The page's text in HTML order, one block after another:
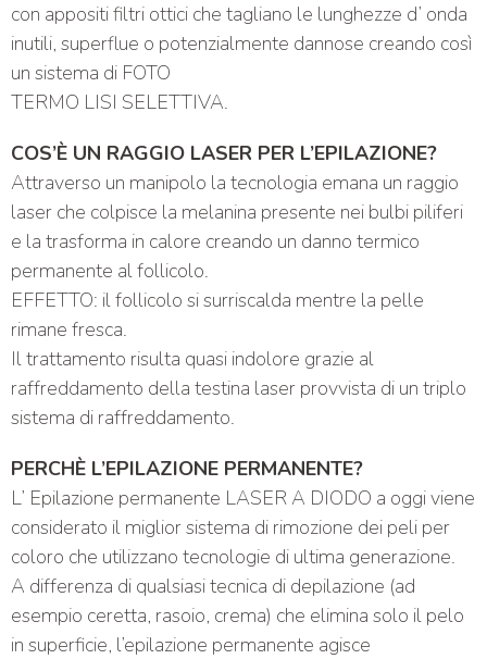
con appositi filtri ottici che tagliano le lunghezze d’ onda
inutili, superflue o potenzialmente dannose creando così
un sistema di FOTO
TERMO LISI SELETTIVA.
COS’È UN RAGGIO LASER PER L’EPILAZIONE?
Attraverso un manipolo la tecnologia emana un raggio
laser che colpisce la melanina presente nei bulbi piliferi
e la trasforma in calore creando un danno termico
permanente al follicolo.
EFFETTO: il follicolo si surriscalda mentre la pelle
rimane fresca.
Il trattamento risulta quasi indolore grazie al
raffreddamento della testina laser provvista di un triplo
sistema di raffreddamento.
PERCHÈ L’EPILAZIONE PERMANENTE?
L’ Epilazione permanente LASER A DIODO a oggi viene
considerato il miglior sistema di rimozione dei peli per
coloro che utilizzano tecnologie di ultima generazione.
A differenza di qualsiasi tecnica di depilazione (ad
esempio ceretta, rasoio, crema) che elimina solo il pelo
in superficie, l’epilazione permanente agisce